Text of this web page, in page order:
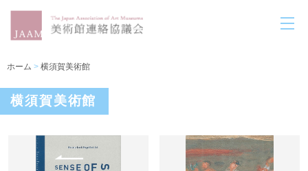
ホーム > 横須賀美術館
横須賀美術館